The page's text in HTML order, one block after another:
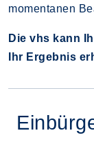
momentanen
Die vhs kann
Ihr Ergebnis